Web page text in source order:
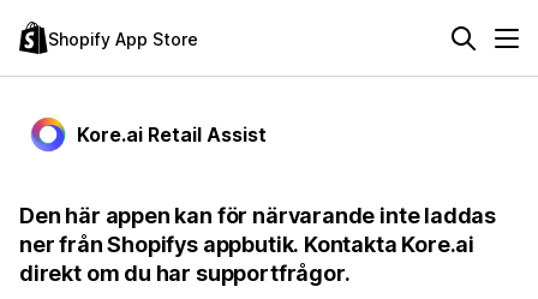
Shopify App Store
Kore.ai Retail Assist
Den här appen kan för närvarande inte laddas
ner från Shopifys appbutik. Kontakta Kore.ai
direkt om du har supportfrågor.